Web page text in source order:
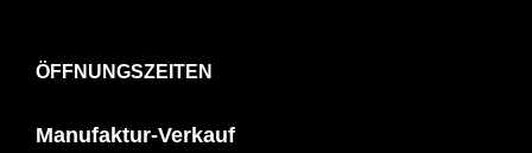
ÖFFNUNGSZEITEN
Manufaktur-Verkauf